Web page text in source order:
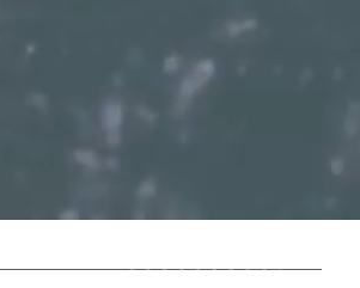
beleggingsbeleid
rendementen na
mee. U kunt uw inleg
meer over de risico's van